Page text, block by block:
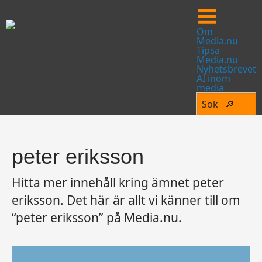
Om
Media.nu
Tipsa
Media.nu
Nyhetsbrevet
AI inom
media
peter eriksson
Hitta mer innehåll kring ämnet peter
eriksson. Det här är allt vi känner till om
“peter eriksson” på Media.nu.